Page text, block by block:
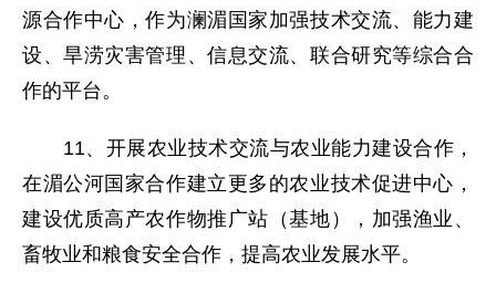
源合作中心，作为澜湄国家加强技术交流、能力建
设、旱涝灾害管理、信息交流、联合研究等综合合
作的平台。
11、开展农业技术交流与农业能力建设合作，
在湄公河国家合作建立更多的农业技术促进中心，
建设优质高产农作物推广站（基地），加强渔业、
畜牧业和粮食安全合作，提高农业发展水平。